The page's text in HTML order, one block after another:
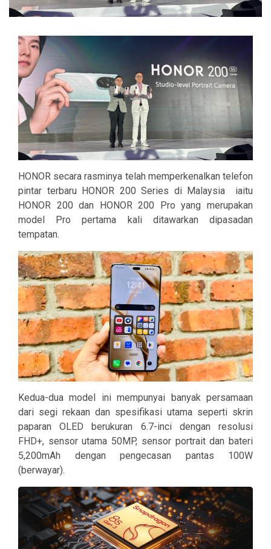
HONOR secara rasminya telah memperkenalkan telefon
pintar terbaru HONOR 200 Series di Malaysia iaitu
HONOR 200 dan HONOR 200 Pro yang merupakan
model Pro pertama kali ditawarkan dipasadan
tempatan.
Kedua-dua model ini mempunyai banyak persamaan
dari segi rekaan dan spesifikasi utama seperti skrin
paparan OLED berukuran 6.7-inci dengan resolusi
FHD+, sensor utama 50MP, sensor portrait dan bateri
5,200mAh dengan pengecasan pantas 100W
(berwayar).